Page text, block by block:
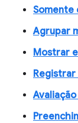
Somente
Agrupar
Mostrar
Registrar